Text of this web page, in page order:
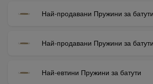
Най-продавани Пружини за батути
Най-продавани Пружини за
Най-евтини Пружини за батути